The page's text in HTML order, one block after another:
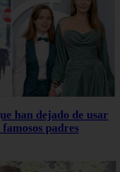
han dejado de usar
padres